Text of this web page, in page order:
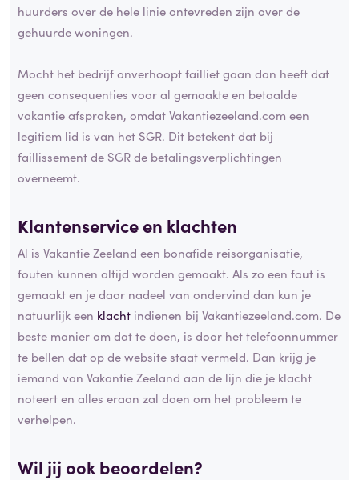
huurders over de hele linie ontevreden zijn over de
gehuurde woningen.
Mocht het bedrijf onverhoopt failliet gaan dan heeft dat
geen consequenties voor al gemaakte en betaalde
vakantie afspraken, omdat Vakantiezeeland.com een
legitiem lid is van het SGR. Dit betekent dat bij
faillissement de SGR de betalingsverplichtingen
overneemt.
Klantenservice en klachten
Al is Vakantie Zeeland een bonafide reisorganisatie,
fouten kunnen altijd worden gemaakt. Als zo een fout is
gemaakt en je daar nadeel van ondervind dan kun je
natuurlijk een klacht indienen bij Vakantiezeeland.com. De
beste manier om dat te doen, is door het telefoonnummer
te bellen dat op de website staat vermeld. Dan krijg je
iemand van Vakantie Zeeland aan de lijn die je klacht
noteert en alles eraan zal doen om het probleem te
verhelpen.
Wil jij ook beoordelen?